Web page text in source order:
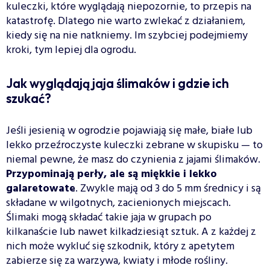
kuleczki, które wyglądają niepozornie, to przepis na
katastrofę. Dlatego nie warto zwlekać z działaniem,
kiedy się na nie natkniemy. Im szybciej podejmiemy
kroki, tym lepiej dla ogrodu.
Jak wyglądają jaja ślimaków i gdzie ich
szukać?
Jeśli jesienią w ogrodzie pojawiają się małe, białe lub
lekko przeźroczyste kuleczki zebrane w skupisku — to
niemal pewne, że masz do czynienia z jajami ślimaków.
Przypominają perły, ale są miękkie i lekko
galaretowate. Zwykle mają od 3 do 5 mm średnicy i są
składane w wilgotnych, zacienionych miejscach.
Ślimaki mogą składać takie jaja w grupach po
kilkanaście lub nawet kilkadziesiąt sztuk. A z każdej z
nich może wykluć się szkodnik, który z apetytem
zabierze się za warzywa, kwiaty i młode rośliny.